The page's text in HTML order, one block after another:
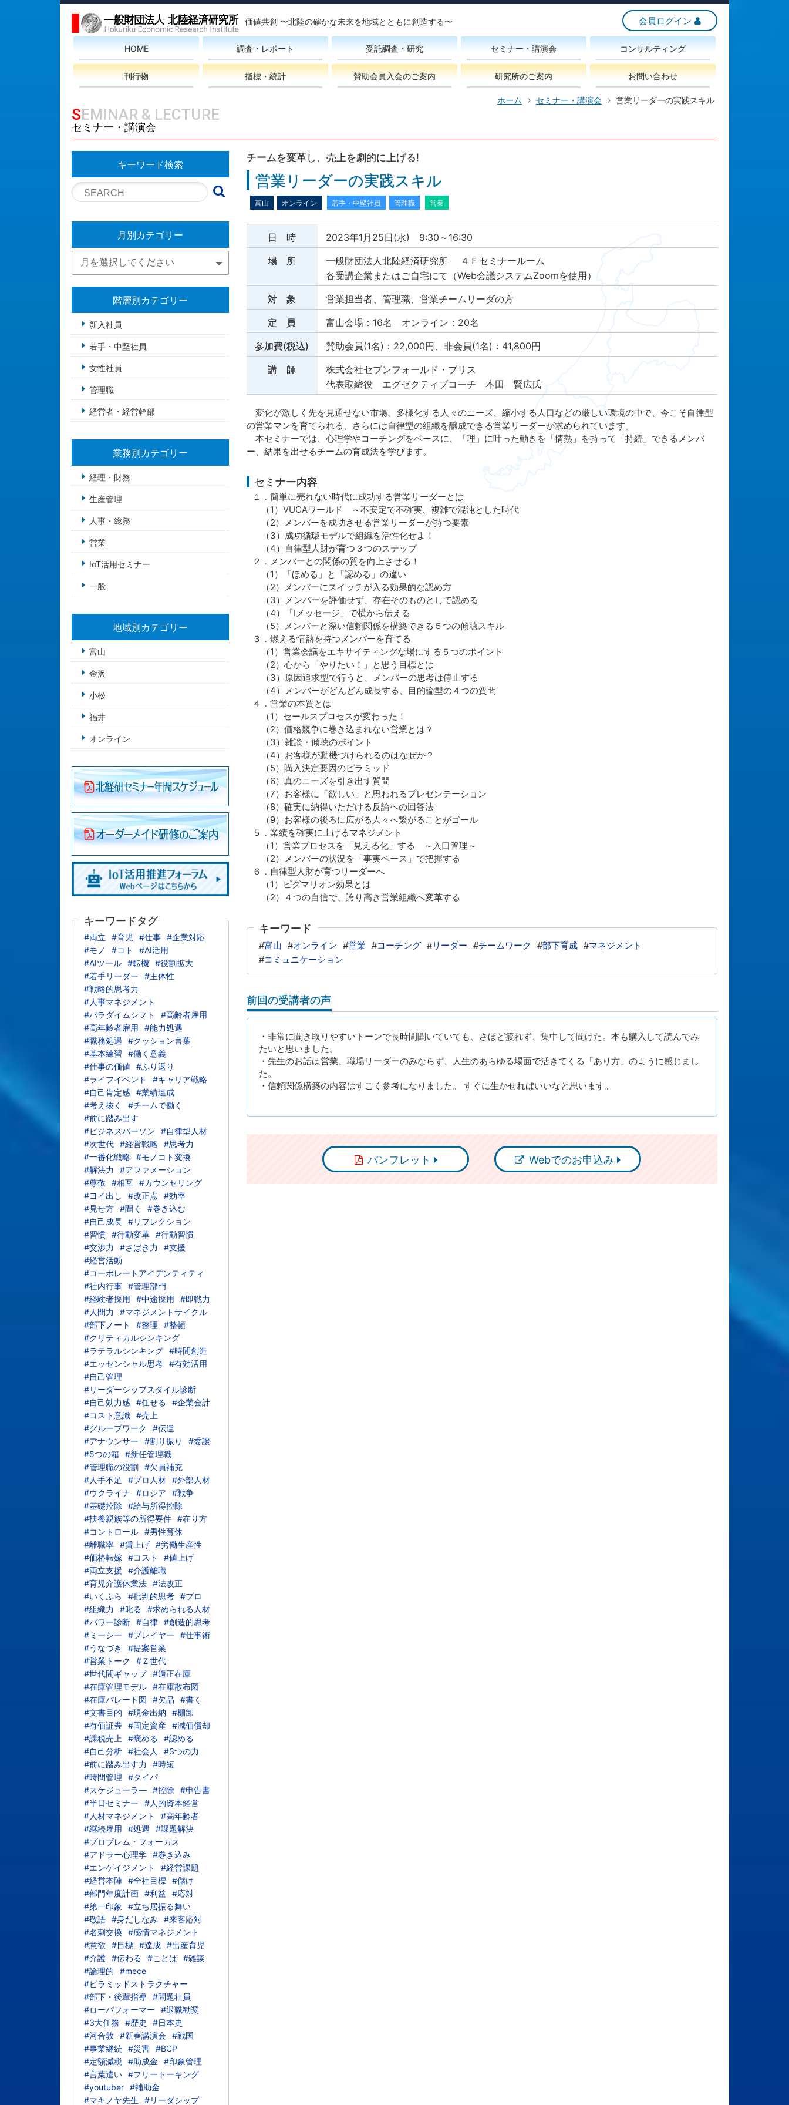
価値共創 〜北陸の確かな未来を地域とともに創造する〜 会員ログイン
HOME 調査・レポート 受託調査・研究 セミナー・講演会 コンサルティング
刊行物 指標・統計 賛助会員入会のご案内 研究所のご案内 お問い合わせ
ホーム セミナー・講演会 営業リーダーの実践スキル
SEMINAR & LECTURE
セミナー・講演会
チームを変革し、売上を劇的に上げる!
営業リーダーの実践スキル
富山 オンライン 若手・中堅社員 管理職 営業
日 時
2023年1月25日(水) 9:30～16:30
場 所
一般財団法人北陸経済研究所 ４Ｆセミナールーム
各受講企業またはご自宅にて（Web会議システムZoomを使用）
対 象
営業担当者、管理職、営業チームリーダの方
定 員
富山会場：16名 オンライン：20名
参加費(税込)
賛助会員(1名)：22,000円、非会員(1名)：41,800円
講 師
株式会社セブンフォールド・ブリス
代表取締役 エグゼクティブコーチ 本田 賢広氏
変化が激しく先を見通せない市場、多様化する人々のニーズ、縮小する人口などの厳しい環境の中で、今こそ自律型
の営業マンを育てられる、さらには自律型の組織を醸成できる営業リーダーが求められています。
本セミナーでは、心理学やコーチングをベースに、「理」に叶った動きを「情熱」を持って「持続」できるメンバ
ー、結果を出せるチームの育成法を学びます。
セミナー内容
１．簡単に売れない時代に成功する営業リーダーとは
（1）VUCAワールド ～不安定で不確実、複雑で混沌とした時代
（2）メンバーを成功させる営業リーダーが持つ要素
（3）成功循環モデルで組織を活性化せよ！
（4）自律型人財が育つ３つのステップ
２．メンバーとの関係の質を向上させる！
（1）「ほめる」と「認める」の違い
（2）メンバーにスイッチが入る効果的な認め方
（3）メンバーを評価せず、存在そのものとして認める
（4）「Ⅰメッセージ」で横から伝える
（5）メンバーと深い信頼関係を構築できる５つの傾聴スキル
３．燃える情熱を持つメンバーを育てる
（1）営業会議をエキサイティングな場にする５つのポイント
（2）心から「やりたい！」と思う目標とは
（3）原因追求型で行うと、メンバーの思考は停止する
（4）メンバーがどんどん成長する、目的論型の４つの質問
４．営業の本質とは
（1）セールスプロセスが変わった！
（2）価格競争に巻き込まれない営業とは？
（3）雑談・傾聴のポイント
（4）お客様が動機づけられるのはなぜか？
（5）購入決定要因のピラミッド
（6）真のニーズを引き出す質問
（7）お客様に「欲しい」と思われるプレゼンテーション
（8）確実に納得いただける反論への回答法
（9）お客様の後ろに広がる人々へ繋がることがゴール
５．業績を確実に上げるマネジメント
（1）営業プロセスを「見える化」する ～入口管理～
（2）メンバーの状況を「事実ベース」で把握する
６．自律型人財が育つリーダーへ
（1）ピグマリオン効果とは
（2）４つの自信で、誇り高き営業組織へ変革する
キーワード
#富山 #オンライン #営業 #コーチング #リーダー #チームワーク #部下育成 #マネジメント
#コミュニケーション
前回の受講者の声
・非常に聞き取りやすいトーンで長時間聞いていても、さほど疲れず、集中して聞けた。本も購入して読んでみ
たいと思いました。
・先生のお話は営業、職場リーダーのみならず、人生のあらゆる場面で活きてくる「あり方」のように感じまし
た。
・信頼関係構築の内容はすごく参考になりました。 すぐに生かせればいいなと思います。
パンフレット Webでのお申込み
キーワード検索
月別カテゴリー
階層別カテゴリー
新入社員
若手・中堅社員
女性社員
管理職
経営者・経営幹部
業務別カテゴリー
経理・財務
生産管理
人事・総務
営業
IoT活用セミナー
一般
地域別カテゴリー
富山
金沢
小松
福井
オンライン
キーワードタグ
#両立 #育児 #仕事 #企業対応
#モノ
#コト
#AI活用
#AIツール #転機 #役割拡大
#若手リーダー
#主体性
#戦略的思考力
#人事マネジメント
#パラダイムシフト
#高齢者雇用
#高年齢者雇用
#能力処遇
#職務処遇
#クッション言葉
#基本練習
#働く意義
#仕事の価値
#ふり返り
#ライフイベント
#キャリア戦略
#自己肯定感 #業績達成
#考え抜く
#チームで働く
#前に踏み出す
#ビジネスパーソン
#自律型人材
#次世代 #経営戦略 #思考力
#一番化戦略 #モノコト変換
#解決力
#アファメーション
#尊敬
#相互
#カウンセリング
#ヨイ出し
#改正点
#効率
#見せ方 #聞く
#巻き込む
#自己成長 #リフレクション
#習慣 #行動変革 #行動習慣
#交渉力
#さばき力
#支援
#経営活動
#コーポレートアイデンティティ
#社内行事 #管理部門
#経験者採用
#中途採用
#即戦力
#人間力
#マネジメントサイクル
#部下ノート
#整理
#整頓
#クリティカルシンキング
#ラテラルシンキング #時間創造
#エッセンシャル思考 #有効活用
#自己管理
#リーダーシップスタイル診断
#自己効力感 #任せる
#企業会計
#コスト意識 #売上
#グループワーク
#伝達
#アナウンサー
#割り振り
#委譲
#5つの箱 #新任管理職
#管理職の役割 #欠員補充
#人手不足
#プロ人材 #外部人材
#ウクライナ
#ロシア
#戦争
#基礎控除
#給与所得控除
#扶養親族等の所得要件 #在り方
#コントロール #男性育休
#離職率 #賃上げ #労働生産性
#価格転嫁
#コスト
#値上げ
#両立支援
#介護離職
#育児介護休業法 #法改正
#いくぷら
#批判的思考 #プロ
#組織力
#叱る
#求められる人材
#パワー診断 #自律 #創造的思考
#ミーシー
#プレイヤー
#仕事術
#うなづき
#提案営業
#営業トーク
#Ｚ世代
#世代間ギャップ #適正在庫
#在庫管理モデル #在庫散布図
#在庫パレート図
#欠品
#書く
#文書目的
#現金出納
#棚卸
#有価証券
#固定資産 #減価償却
#課税売上
#褒める
#認める
#自己分析 #社会人
#3つの力
#前に踏み出す力
#時短
#時間管理
#タイパ
#スケジューラ― #控除
#申告書
#半日セミナー
#人的資本経営
#人材マネジメント
#高年齢者
#継続雇用
#処遇
#課題解決
#プロブレム・フォーカス
#アドラー心理学 #巻き込み
#エンゲイジメント
#経営課題
#経営本陣 #全社目標 #儲け
#部門年度計画 #利益
#応対
#第一印象
#立ち居振る舞い
#敬語 #身だしなみ #来客応対
#名刺交換 #感情マネジメント
#意欲
#目標 #達成 #出産育児
#介護 #伝わる #ことば #雑談
#論理的
#mece
#ピラミッドストラクチャー
#部下・後輩指導 #問題社員
#ローパフォーマー
#退職勧奨
#3大任務
#歴史
#日本史
#河合敦
#新春講演会 #戦国
#事業継続 #災害 #BCP
#定額減税 #助成金
#印象管理
#言葉遣い #フリートーキング
#youtuber #補助金
#マキノヤ先生
#リーダシップ